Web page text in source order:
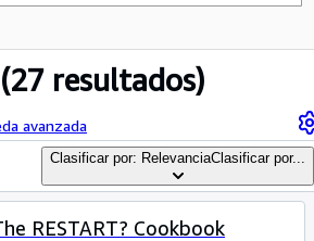
(27 resultados)
avanzada
Clasificar por: RelevanciaClasificar por...
RESTART? Cookbook